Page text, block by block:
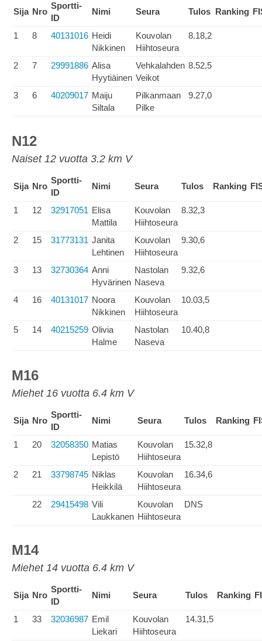
Sija Nro
Sportti-
ID
Nimi Seura Tulos Ranking
1 8 40131016 Heidi
Nikkinen
Kouvolan
Hiihtoseura
8.18,2
2 7 29991886 Alisa
Hyytiäinen
Vehkalahden
Veikot
8.52,5
3 6 40209017 Maiju
Siltala
Pilkanmaan
Pilke
9.27,0
N12
Naiset 12 vuotta 3.2 km V
Sija Nro
Sportti-
ID
Nimi Seura Tulos Ranking
1 12 32917051 Elisa
Mattila
Kouvolan
Hiihtoseura
8.32,3
2 15 31773131 Janita
Lehtinen
Kouvolan
Hiihtoseura
9.30,6
3 13 32730364 Anni
Hyvärinen
Nastolan
Naseva
9.32,6
4 16 40131017 Noora
Nikkinen
Kouvolan
Hiihtoseura
10.03,5
5 14 40215259 Olivia
Halme
Nastolan
Naseva
10.40,8
M16
Miehet 16 vuotta 6.4 km V
Sija Nro
Sportti-
ID
Nimi Seura Tulos Ranking
1 20 32058350 Matias
Lepistö
Kouvolan
Hiihtoseura
15.32,8
2 21 33798745 Niklas
Heikkilä
Kouvolan
Hiihtoseura
16.34,6
22 29415498 Vili
Laukkanen
Kouvolan
Hiihtoseura
DNS
M14
Miehet 14 vuotta 6.4 km V
Sija Nro
Sportti-
ID
Nimi Seura Tulos Ranking
1 33 32036987 Emil
Liekari
Kouvolan
Hiihtoseura
14.31,5